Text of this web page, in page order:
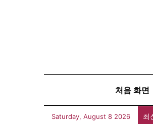
처음 화면
Saturday, August 8 2026 최